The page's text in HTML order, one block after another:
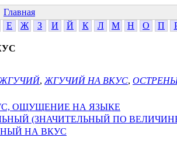
Главная
Е Ж З И Й К Л М Н О П
ЖГУЧИЙ, ЖГУЧИЙ НА ВКУС,
ОЩУЩЕНИЕ НА ЯЗЫКЕ
(ЗНАЧИТЕЛЬНЫЙ ПО
НА ВКУС